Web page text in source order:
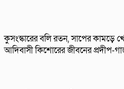
কুসংস্কারের বলি রতন, সাপের কামড়ে
আদিবাসী কিশোরের জীবনের প্রদীপ-